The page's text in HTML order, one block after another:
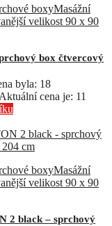
boxyMasážní
velikost 90 x 90
box čtvercový
byla: 18
Aktuální cena je: 11
boxyMasážní
velikost 90 x 90
2 black – sprchový